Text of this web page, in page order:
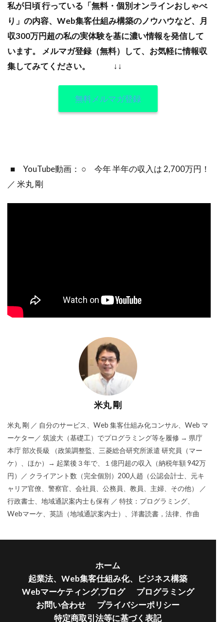
私が日頃 行っている「無料・個別オンラインおしゃべ
り」の内容、Web集客仕組み構築のノウハウなど、月
収300万円超の私の実体験を基に濃い情報を発信して
います。
メルマガ登録（無料）して、お気軽に情報収
集してみてください。
↓↓
無料メルマガ登録
■ YouTube動画： ○ 今年 半年の収入は 2,700万円！
／ 米丸 剛
米丸 剛
米丸 剛 ／ 自分のサービス、Web 集客仕組み化コンサル、Web マ
ーケター／ 筑波大（基礎工）でプログラミング等を履修 → 県庁
本庁 部次長級 （政策調整監、三菱総合研究所派遣 研究員（マー
ケ）、ほか）→ 起業後３年で、１億円超の収入（納税年額 942万
円）／ クライアント数（完全個別）200人趙（公認会計士、元キ
ャリア官僚、警察官、会社員、公務員、教員、主婦、その他） ／
行政書士、地域通訳案内士も保有 ／ 特技：プログラミング、
Webマーケ、英語（地域通訳案内士）、洋書読書，法律、作曲
ホーム
起業法、Web集客仕組み化、ビジネス構築
Webマーケティング,ブログ
プログラミング
お問い合わせ
プライバシーポリシー
特定商取引法等に基づく表記